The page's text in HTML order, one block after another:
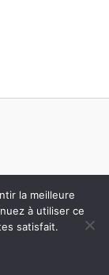
la meilleure
à utiliser ce
satisfait.